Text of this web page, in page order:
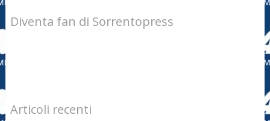
Diventa fan di Sorrentopress
Articoli recenti